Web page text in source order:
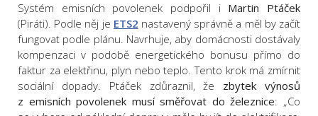
Systém emisních povolenek podpořil i Martin Ptáček
(Piráti). Podle něj je ETS2 nastavený správně a měl by začít
fungovat podle plánu. Navrhuje, aby domácnosti dostávaly
kompenzaci v podobě energetického bonusu přímo do
faktur za elektřinu, plyn nebo teplo. Tento krok má zmírnit
sociální dopady. Ptáček zdůraznil, že zbytek výnosů
z emisních povolenek musí směřovat do železnice: „Co